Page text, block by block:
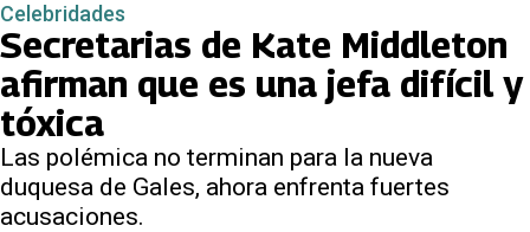
Celebridades
Secretarias de Kate Middleton
afirman que es una jefa difícil y
tóxica
Las polémica no terminan para la nueva
duquesa de Gales, ahora enfrenta fuertes
acusaciones.